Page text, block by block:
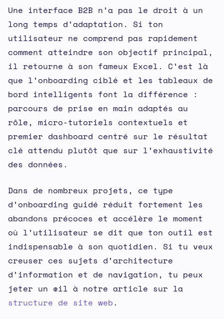
Une interface B2B n’a pas le droit à un
long temps d’adaptation. Si ton
utilisateur ne comprend pas rapidement
comment atteindre son objectif principal,
il retourne à son fameux Excel. C’est là
que l’onboarding ciblé et les tableaux de
bord intelligents font la différence :
parcours de prise en main adaptés au
rôle, micro-tutoriels contextuels et
premier dashboard centré sur le résultat
clé attendu plutôt que sur l’exhaustivité
des données.
Dans de nombreux projets, ce type
d’onboarding guidé réduit fortement les
abandons précoces et accélère le moment
où l’utilisateur se dit que ton outil est
indispensable à son quotidien. Si tu veux
creuser ces sujets d’architecture
d’information et de navigation, tu peux
jeter un œil à notre article sur la
structure de site web.